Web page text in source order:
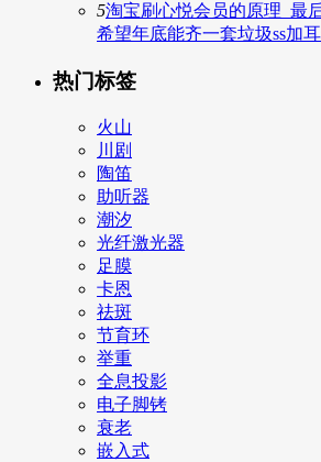
5淘宝刷心悦会员的原理_最
希望年底能齐一套垃圾ss加
热门标签
火山
川剧
陶笛
助听器
潮汐
光纤激光器
足膜
卡恩
祛斑
节育环
举重
全息投影
电子脚铐
衰老
嵌入式